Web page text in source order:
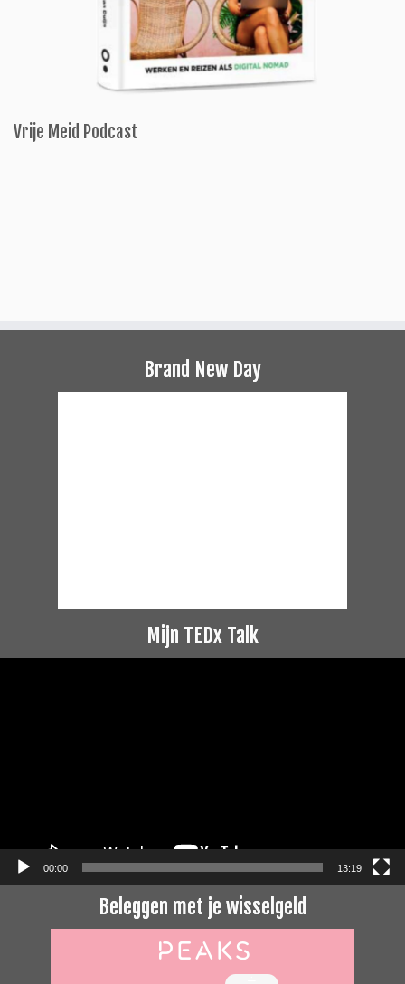
Vrije Meid Podcast
Brand New Day
Mijn TEDx Talk
00:00 13:19
Beleggen met je wisselgeld